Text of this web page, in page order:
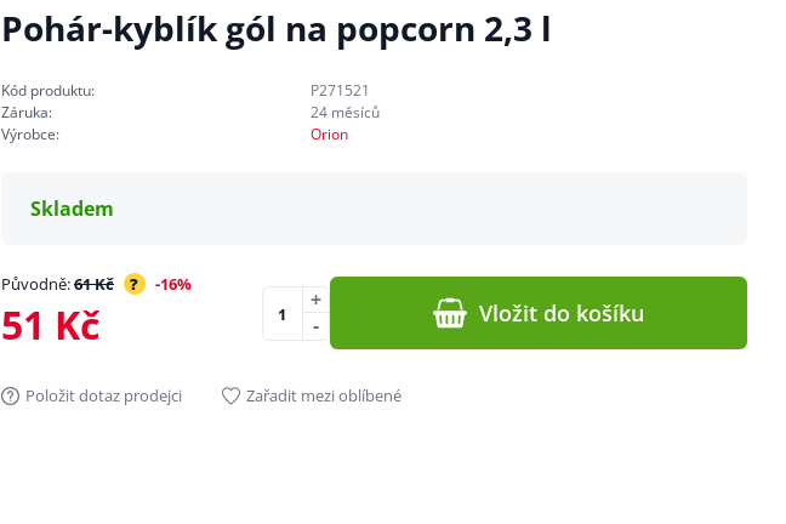
Pohár-kyblík gól na popcorn 2,3 l
Kód produktu:
P271521
Záruka:
24 měsíců
Výrobce:
Orion
Skladem
Původně:61 Kč ? -16%
51 Kč -
+ Vložit do košíku
Položit dotaz prodejci Zařadit mezi oblíbené